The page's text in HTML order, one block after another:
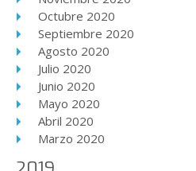
Octubre 2020
Septiembre 2020
Agosto 2020
Julio 2020
Junio 2020
Mayo 2020
Abril 2020
Marzo 2020